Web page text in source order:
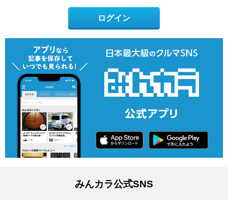
ログイン
みんカラ公式SNS